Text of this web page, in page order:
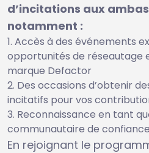
d’incitations aux
notamment :
Accès à des événements
opportunités de réseautage
marque Defactor
Des occasions d’obtenir
incitatifs pour vos
Reconnaissance en tant
communautaire de
En rejoignant le